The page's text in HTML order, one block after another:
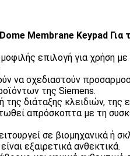
Membrane Keypad Για
επιλογή για χρήση
να σχεδιαστούν
της Siemens.
διάταξης κλειδιών,
απρόσκοπτα με τη
σε βιομηχανικά ή
εξαιρετικά ανθεκτικά.